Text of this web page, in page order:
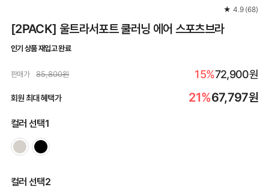
★ 4.9 (68)
[2PACK] 울트라서포트 쿨러닝 에어 스포츠브라
인기 상품 재입고 완료
판매가 85,800원 15%72,900원
회원 최대 혜택가 21%67,797원
컬러 선택1
컬러 선택2